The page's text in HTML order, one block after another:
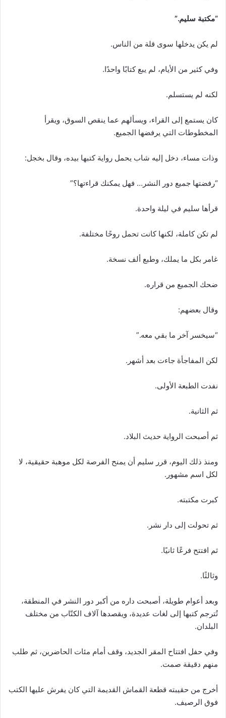
“مكتبة سليم.”
لم يكن يدخلها سوى قلة من الناس.
وفي كثير من الأيام، لم يبع كتابًا واحدًا.
لكنه لم يستسلم.
كان يستمع إلى القراء، ويسألهم عما ينقص السوق، ويقرأ
المخطوطات التي يرفضها الجميع.
وذات مساء، دخل إليه شاب يحمل رواية كتبها بيده، وقال بخجل:
“رفضتها جميع دور النشر… فهل يمكنك قراءتها؟”
قرأها سليم في ليلة واحدة.
لم تكن كاملة، لكنها كانت تحمل روحًا مختلفة.
غامر بكل ما يملك، وطبع ألف نسخة.
ضحك الجميع من قراره.
وقال بعضهم:
“سيخسر آخر ما بقي معه.”
لكن المفاجأة جاءت بعد أشهر.
نفدت الطبعة الأولى.
ثم الثانية.
ثم أصبحت الرواية حديث البلاد.
ومنذ ذلك اليوم، قرر سليم أن يمنح الفرصة لكل موهبة حقيقية، لا
لكل اسم مشهور.
كبرت مكتبته.
ثم تحولت إلى دار نشر.
ثم افتتح فرعًا ثانيًا.
وثالثًا.
وبعد أعوام طويلة، أصبحت داره من أكبر دور النشر في المنطقة،
تُترجم كتبها إلى لغات عديدة، ويقصدها آلاف الكتّاب من مختلف
البلدان.
وفي حفل افتتاح المقر الجديد، وقف أمام مئات الحاضرين، ثم طلب
منهم دقيقة صمت.
أخرج من حقيبته قطعة القماش القديمة التي كان يفرش عليها الكتب
فوق الرصيف.